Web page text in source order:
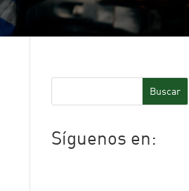
Buscar
Síguenos en: